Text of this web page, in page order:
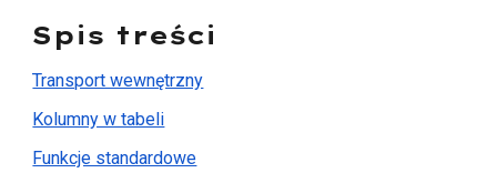
Spis treści
Transport wewnętrzny
Kolumny w tabeli
Funkcje standardowe